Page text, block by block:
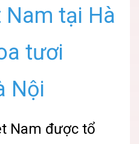
Nam tại Hà
tươi
Nội
Nam được tổ